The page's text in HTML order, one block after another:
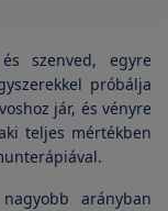
szenved, egyre
próbálja
jár, és vényre
teljes mértékben
arányban